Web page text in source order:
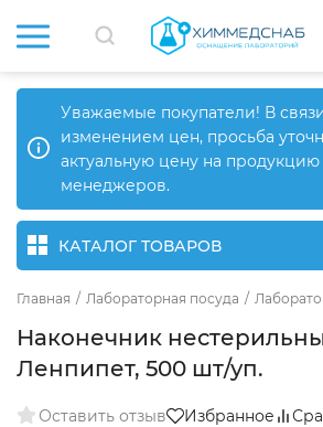
Уважаемые покупатели! В
изменением цен, просьба
актуальную цену на продукцию
менеджеров.
КАТАЛОГ ТОВАРОВ
Главная / Лабораторная посуда /
Наконечник
Ленпипет, 500 шт/уп.
Оставить отзыв Избранное